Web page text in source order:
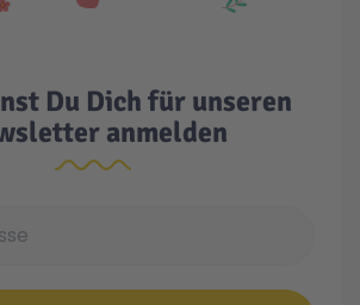
Du Dich für unseren
anmelden